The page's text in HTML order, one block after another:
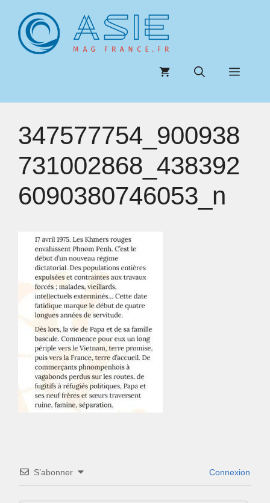
contenu
Menu
347577754_900938
731002868_438392
6090380746053_n
S’abonner Connexion